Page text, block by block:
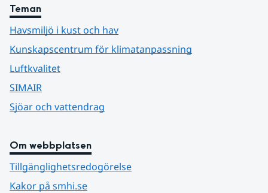
Teman
Havsmiljö i kust och hav
Kunskapscentrum för klimatanpassning
Luftkvalitet
SIMAIR
Sjöar och vattendrag
Om webbplatsen
Tillgänglighetsredogörelse
Kakor på smhi.se